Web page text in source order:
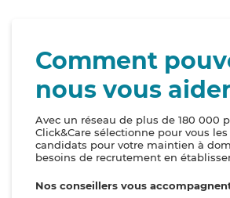
Comment
nous vous
Avec un réseau de plus de 180 000
Click&Care sélectionne pour vous
candidats pour votre maintien à
besoins de recrutement en
Nos conseillers vous